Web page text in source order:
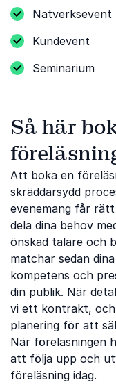
Nätverksevent
Kundevent
Seminarium
Så här
Att boka en
skräddarsydd
evenemang får
dela dina behov
önskad talare och
matchar sedan
kompetens och
din publik. När
vi ett kontrakt, och
planering för att
När föreläsningen
att följa upp och
föreläsning idag.